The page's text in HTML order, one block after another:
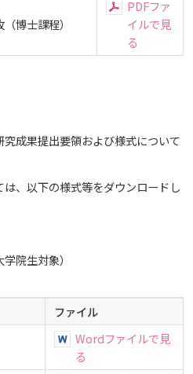
価検査について
博士課程）
PDFファ
イルで見
る
成果提出要領および様式について
、以下の様式等をダウンロードし
院生対象）
ファイル
Wordファイルで見
る
ドライン（在学生の方